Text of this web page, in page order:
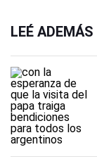
LEÉ ADEMÁS